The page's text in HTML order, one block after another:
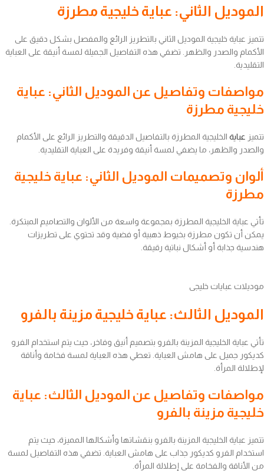
الموديل الثاني: عباية خليجية مطرزة
تتميز عباية خليجية الموديل الثاني بالتطريز الرائع والمفصل بشكل دقيق على
الأكمام والصدر والظهر. تضفي هذه التفاصيل الجميلة لمسة أنيقة على العباية
التقليدية.
مواصفات وتفاصيل عن الموديل الثاني: عباية
خليجية مطرزة
تتميز عباية الخليجية المطرزة بالتفاصيل الدقيقة والتطريز الرائع على الأكمام
والصدر والظهر، ما يضفي لمسة أنيقة وفريدة على العباية التقليدية.
ألوان وتصميمات الموديل الثاني: عباية خليجية
مطرزة
تأتي عباية الخليجية المطرزة بمجموعة واسعة من الألوان والتصاميم المبتكرة.
يمكن أن تكون مطرزة بخيوط ذهبية أو فضية وقد تحتوي على تطريزات
هندسية جذابة أو أشكال نباتية رقيقة.
موديلات عبايات خليجى
الموديل الثالث: عباية خليجية مزينة بالفرو
تأتي عباية الخليجية المزينة بالفرو بتصميم أنيق وفاخر، حيث يتم استخدام الفرو
كديكور جميل على هامش العباية. تعطي هذه العباية لمسة فخامة وأناقة
لإطلالة المرأة.
مواصفات وتفاصيل عن الموديل الثالث: عباية
خليجية مزينة بالفرو
تتميز عباية الخليجية المزينة بالفرو بنقشاتها وأشكالها المميزة، حيث يتم
استخدام الفرو كديكور جذاب على هامش العباية. تضفي هذه التفاصيل لمسة
من الأناقة والفخامة على إطلالة المرأة.